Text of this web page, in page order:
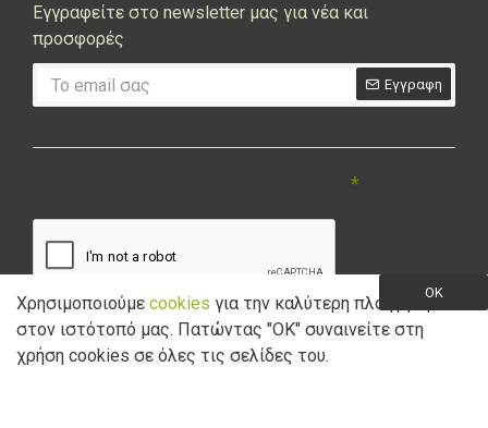
Εγγραφείτε στο newsletter μας για νέα και
προσφορές
Εγγραφη
Έχω διαβάσει και αποδέχομαι την Πολιτική Απορρήτου
OK
Χρησιμοποιούμε cookies για την καλύτερη πλοήγηση
στον ιστότοπό μας. Πατώντας "ΟK" συναινείτε στη
χρήση cookies σε όλες τις σελίδες του.